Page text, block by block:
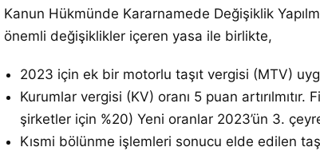
Kanun Hükmünde Kararnamede Değişiklik
önemli değişiklikler içeren yasa ile birlikte,
2023 için ek bir motorlu taşıt vergisi (MTV)
Kurumlar vergisi (KV) oranı 5 puan
şirketler için %20) Yeni oranlar 2023’ün 3.
Kısmi bölünme işlemleri sonucu elde edilen